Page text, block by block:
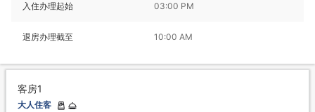
入住办理起始 03:00 PM
退房办理截至 10:00 AM
客房1
大人住客